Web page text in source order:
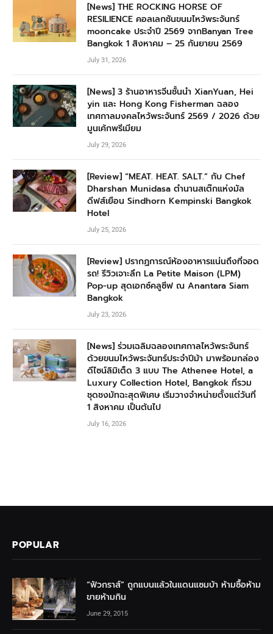
[News] THE ROCKING HORSE OF
RESILIENCE คอลเลกชันขนมไหว้พระจันทร์
mooncake ประจำปี 2569 จากBanyan Tree
Bangkok 1 สิงหาคม – 25 กันยายน 2569
July 31, 2026
[News] 3 ร้านอาหารจีนชั้นนำ XianYuan, Hei
yin และ Hong Kong Fisherman ฉลอง
เทศกาลมงคลไหว้พระจันทร์ 2569 / 2026 ด้วย
มูนเค้กพรีเมียม
July 29, 2026
[Review] “MEAT. HEAT. SALT.” กับ Chef
Dharshan Munidasa ตำนานสเต๊กแห่งมัล
ดีฟส์เยือน Sindhorn Kempinski Bangkok
Hotel
July 25, 2026
[Review] ปรากฏการณ์ห้องอาหารแน่นถึงที่จอด
รถ! รีวิวเจาะลึก La Petite Maison (LPM)
Pop-up สุดเอกซ์คลูซีฟ ณ Anantara Siam
Bangkok
July 23, 2026
[News] ร่วมเฉลิมฉลองเทศกาลไหว้พระจันทร์
ด้วยขนมไหว้พระจันทร์ประจำปีม้า มาพร้อมกล่อง
ดีไซน์ลิมิเต็ด 3 แบบ The Athenee Hotel, a
Luxury Collection Hotel, Bangkok ที่รวม
ชุดชงมัทฉะสุดพิเศษ เริ่มวางจำหน่ายตั้งแต่วันที่
1 สิงหาคม เป็นต้นไป
July 16, 2026
POPULAR
“ฟัวกราส์” ถูกแบนแล้วในแดนแซมบ้า ห้ามซื้อห้าม
ขายห้ามกิน
June 29, 2015